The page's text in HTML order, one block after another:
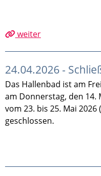
weiter
24.04.2026 -
Das Hallenbad ist am
am Donnerstag, den
vom 23. bis 25. Mai
geschlossen.